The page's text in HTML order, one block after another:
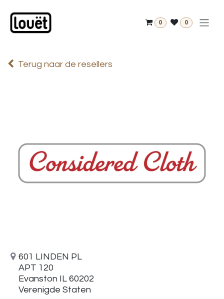
0 0
Terug naar de resellers
601 LINDEN PL
APT 120
Evanston IL 60202
Verenigde Staten